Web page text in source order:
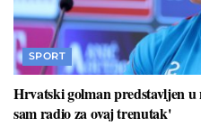
SPORT
Hrvatski golman predstavljen
sam radio za ovaj trenutak'